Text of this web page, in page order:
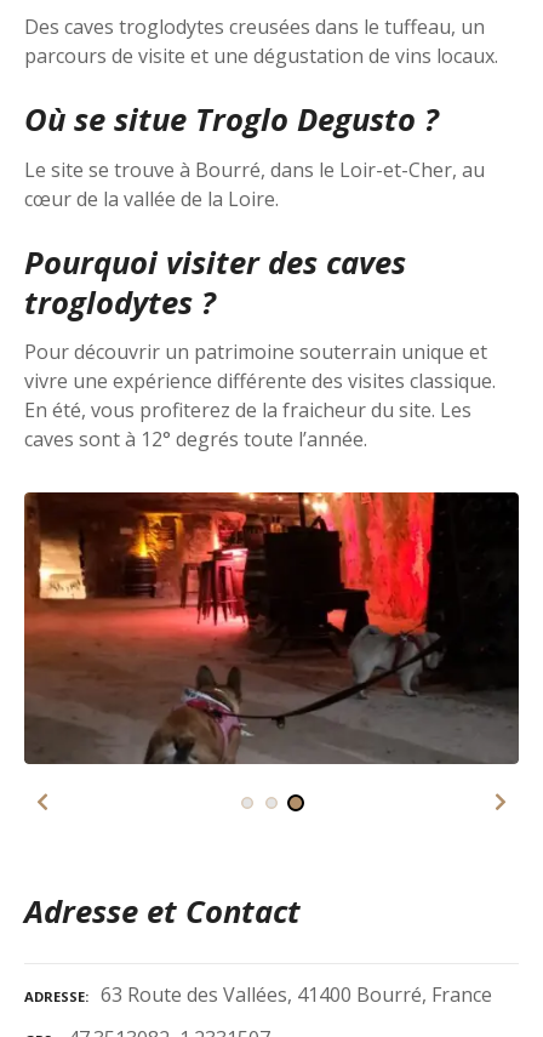
Des caves troglodytes creusées dans le tuffeau, un
parcours de visite et une dégustation de vins locaux.
Où se situe Troglo Degusto ?
Le site se trouve à Bourré, dans le Loir-et-Cher, au
cœur de la vallée de la Loire.
Pourquoi visiter des caves
troglodytes ?
Pour découvrir un patrimoine souterrain unique et
vivre une expérience différente des visites classique.
En été, vous profiterez de la fraicheur du site. Les
caves sont à 12° degrés toute l’année.
Adresse et Contact
ADRESSE 63 Route des Vallées, 41400 Bourré, France